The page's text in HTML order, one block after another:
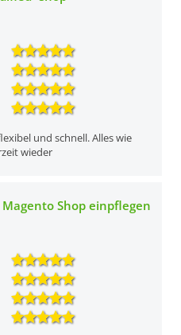
und schnell. Alles wie
wieder
Shop einpflegen